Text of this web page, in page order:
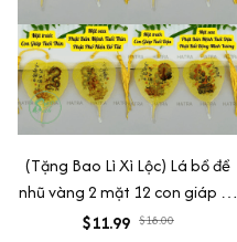
(Tặng Bao Lì Xì Lộc) Lá bồ đề
nhũ vàng 2 mặt 12 con giáp và
phật bản mệnh, để ốp lưng
$11.99 $18.00